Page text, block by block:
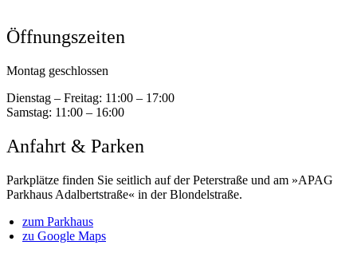
Öffnungszeiten
Montag geschlossen
Dienstag – Freitag: 11:00 – 17:00
Samstag: 11:00 – 16:00
Anfahrt & Parken
Parkplätze finden Sie seitlich auf der Peterstraße und am »APAG
Parkhaus Adalbertstraße« in der Blondelstraße.
zum Parkhaus
zu Google Maps